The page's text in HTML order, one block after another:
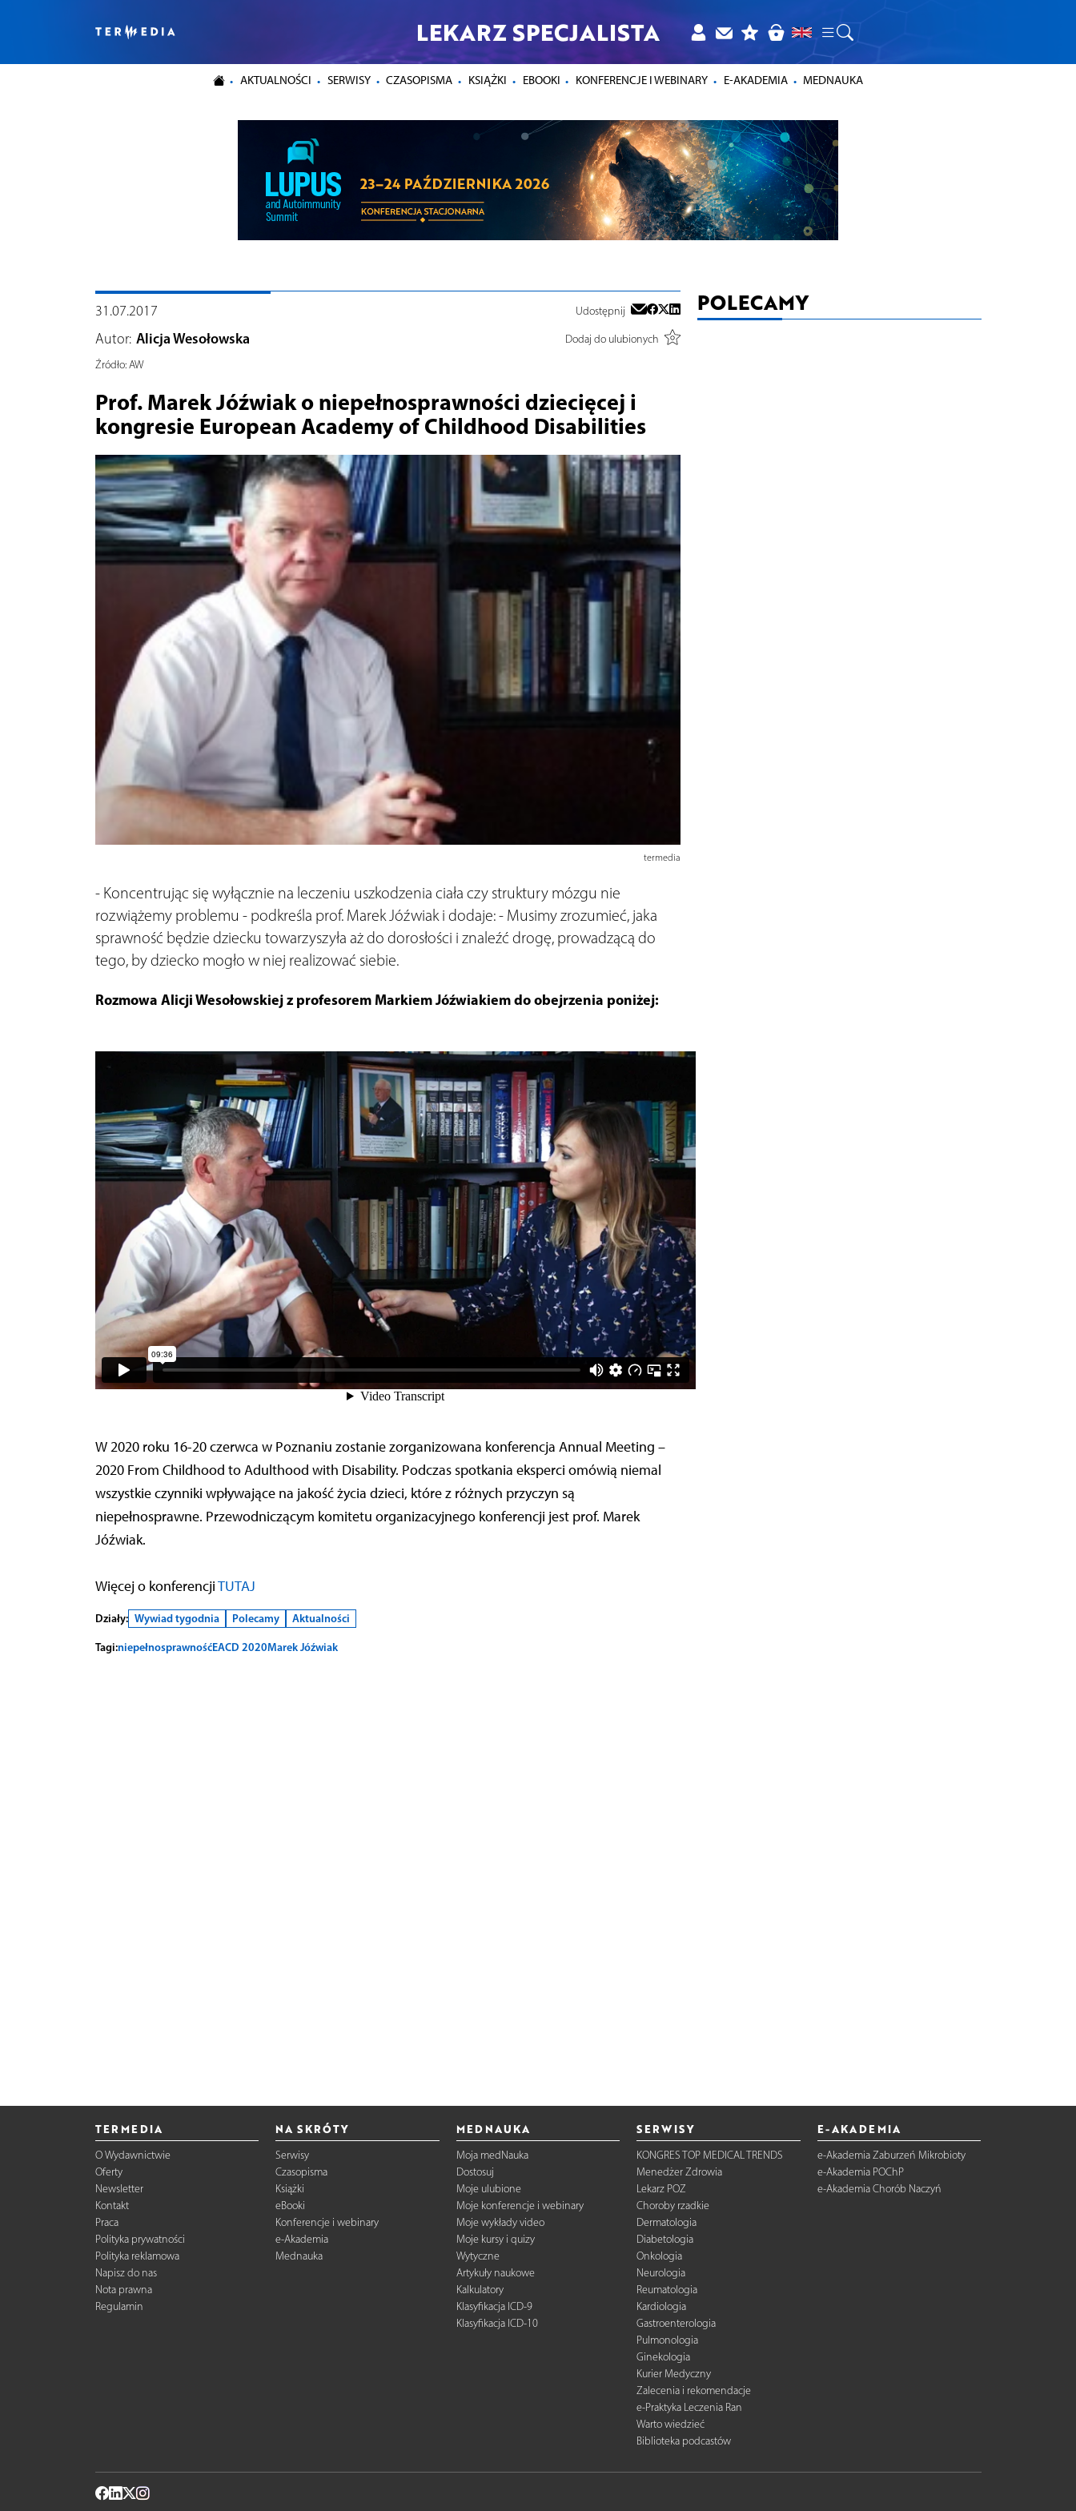
LEKARZ SPECJALISTA
AKTUALNOŚCI SERWISY CZASOPISMA KSIĄŻKI EBOOKI KONFERENCJE I WEBINARY E-AKADEMIA MEDNAUKA
31.07.2017 Udostępnij
Autor: Alicja Wesołowska
Dodaj do ulubionych
Źródło:AW
Prof. Marek Jóźwiak o niepełnosprawności dziecięcej i
kongresie European Academy of Childhood Disabilities
termedia
- Koncentrując się wyłącznie na leczeniu uszkodzenia ciała czy struktury mózgu nie
rozwiążemy problemu - podkreśla prof. Marek Jóźwiak i dodaje: - Musimy zrozumieć, jaka
sprawność będzie dziecku towarzyszyła aż do dorosłości i znaleźć drogę, prowadzącą do
tego, by dziecko mogło w niej realizować siebie.
Rozmowa Alicji Wesołowskiej z profesorem Markiem Jóźwiakiem do obejrzenia poniżej:
W 2020 roku 16-20 czerwca w Poznaniu zostanie zorganizowana konferencja Annual Meeting –
2020 From Childhood to Adulthood with Disability. Podczas spotkania eksperci omówią niemal
wszystkie czynniki wpływające na jakość życia dzieci, które z różnych przyczyn są
niepełnosprawne. Przewodniczącym komitetu organizacyjnego konferencji jest prof. Marek
Jóźwiak.
Więcej o konferencjiTUTAJ
Działy: Wywiad tygodnia Polecamy
Aktualności
Tagi:niepełnosprawnośćEACD 2020Marek Jóźwiak
POLECAMY
TERMEDIA
O Wydawnictwie
Oferty
Newsletter
Kontakt
Praca
Polityka prywatności
Polityka reklamowa
Napisz do nas
Nota prawna
Regulamin
NA SKRÓTY
Serwisy
Czasopisma
Książki
eBooki
Konferencje i webinary
e-Akademia
Mednauka
MEDNAUKA
Moja medNauka
Dostosuj
Moje ulubione
Moje konferencje i webinary
Moje wykłady video
Moje kursy i quizy
Wytyczne
Artykuły naukowe
Kalkulatory
Klasyfikacja ICD-9
Klasyfikacja ICD-10
SERWISY
KONGRES TOP MEDICAL TRENDS
Menedżer Zdrowia
Lekarz POZ
Choroby rzadkie
Dermatologia
Diabetologia
Onkologia
Neurologia
Reumatologia
Kardiologia
Gastroenterologia
Pulmonologia
Ginekologia
Kurier Medyczny
Zalecenia i rekomendacje
e-Praktyka Leczenia Ran
Warto wiedzieć
Biblioteka podcastów
E-AKADEMIA
e-Akademia Zaburzeń Mikrobioty
e-Akademia POChP
e-Akademia Chorób Naczyń